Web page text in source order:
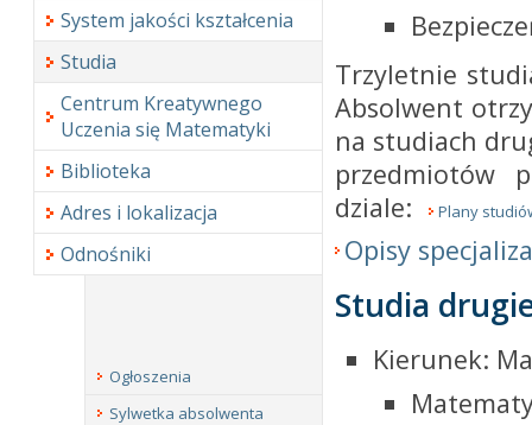
System jakości kształcenia
Studia
Centrum Kreatywnego
Uczenia się Matematyki
Biblioteka
Adres i lokalizacja
Odnośniki
Trzyletnie
Absolwent
na studiach
przedmiotów
dziale:
Plany
Opisy
Studia
Kierunek:
Ogłoszenia
Sylwetka absolwenta